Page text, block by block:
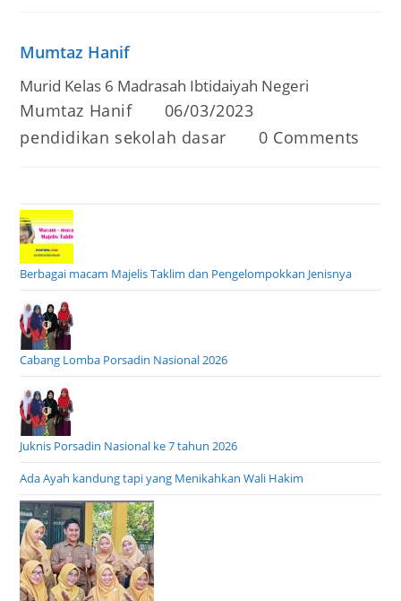
Mumtaz Hanif
Murid Kelas 6 Madrasah Ibtidaiyah Negeri
Post
Mumtaz Hanif
Post
06/03/2023
Post
category:
pendidikan sekolah dasar
Post
0 Comments
Berbagai macam Majelis Taklim dan Pengelompokkan Jenisnya
Cabang Lomba Porsadin Nasional 2026
Juknis Porsadin Nasional ke 7 tahun 2026
Ada Ayah kandung tapi yang Menikahkan Wali Hakim